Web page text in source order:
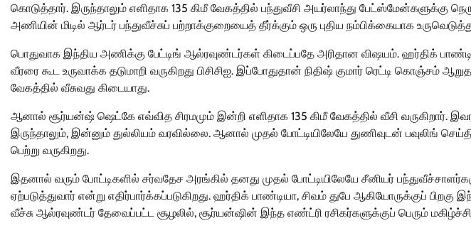
கொடுத்தார். இருந்தாலும் எளிதாக 135 கிமீ வேகத்தில் பந்துவீசி அயர்லாந்து பேட்ஸ்மேன்களுக்கு
அணியின் மிடில் ஆர்டர் பந்துவீச்சுப் பற்றாக்குறையைத் தீர்க்கும் ஒரு புதிய நம்பிக்கையாக
பொதுவாக இந்திய அணிக்கு பேட்டிங் ஆல்ரவுண்டர்கள் கிடைப்பதே அரிதான விஷயம். ஹர்திக்
வீரரை கூட உருவாக்க தடுமாறி வருகிறது பிசிசிஐ. இப்போதுதான் நிதிஷ் குமார் ரெட்டி கொஞ்சம்
வேகத்தில் வீசுவது கிடையாது.
ஆனால் சூர்யன்ஷ் ஷெட்கே எவ்வித சிரமமும் இன்றி எளிதாக 135 கிமீ வேகத்தில் வீசி வருகிறார்.
இருந்தாலும், இன்னும் துல்லியம் வரவில்லை. ஆனால் முதல் போட்டியிலேயே துணிவுடன் பவுலிங்
பெற்று வருகிறது.
இதனால் வரும் போட்டிகளில் சர்வதேச அரங்கில் தனது முதல் போட்டியிலேயே சீனியர்
ஏற்படுத்துவார் என்று எதிர்பார்க்கப்படுகிறது. ஹர்திக் பாண்டியா, சிவம் துபே ஆகியோருக்குப்
வீச்சு ஆல்ரவுண்டர் தேவைப்பட்ட சூழலில், சூர்யன்ஷின் இந்த எண்ட்ரி ரசிகர்களுக்குப் பெரும்